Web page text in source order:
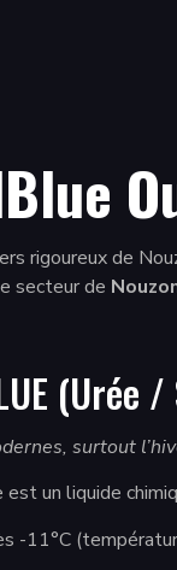
rigoureux de
secteur de
(Urée
surtout
est un liquide
-11°C